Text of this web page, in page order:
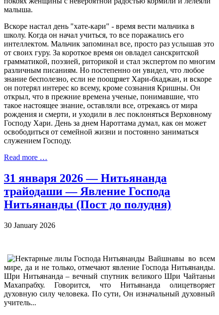
малыша.
Вскоре настал день "хате-кари" - время вести мальчика в
школу. Когда он начал учиться, то все поражались его
интеллектом. Мальчик запоминал все, просто раз услышав это
от своих гуру. За короткое время он овладел санскритской
грамматикой, поэзией, риторикой и стал экспертом по многим
различным писаниям. Но постепенно он увидел, что любое
знание бесполезно, если не поощряет Хари-бхаджан, и вскоре
он потерял интерес ко всему, кроме сознания Кришны. Он
открыл, что в прежние времена ученые, понимавшие, что
такое настоящее знание, оставляли все, отрекаясь от мира
рождения и смерти, и уходили в лес поклоняться Верховному
Господу Хари. День за днем Нароттама думал, как он может
освободиться от семейной жизни и постоянно заниматься
служением Господу.
Read more …
31 января 2026 — Нитьянанда
трайодаши — Явление Господа
Нитьянанды (Пост до полудня)
30 January 2026
Вайшнавы во всем
мире, да и не только, отмечают явление Господа Нитьянанды.
Шри Нитьянанда – вечный спутник великого Шри Чайтаньи
Махапрабху. Говорится, что Нитьянанда олицетворяет
духовную силу человека. По сути, Он изначальный духовный
учитель...